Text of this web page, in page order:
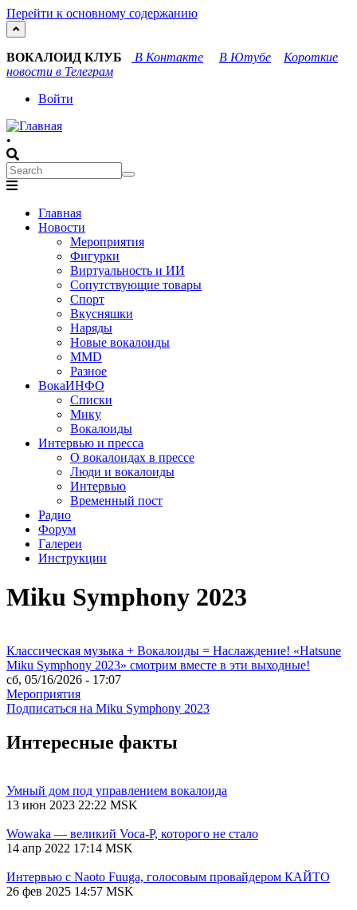
Перейти к основному содержанию
ВОКАЛОИД КЛУБ В Контакте В Ютубе
Короткие
новости в Телеграм
User
account
menu
Войти
•
Search
Search
navigation
Главная
Новости
Мероприятия
Фигурки
Виртуальность и ИИ
Сопутствующие товары
Спорт
Вкусняшки
Наряды
Новые вокалоиды
MMD
Разное
ВокаИНФО
Списки
Мику
Вокалоиды
Интервью и пресса
О вокалоидах в прессе
Люди и вокалоиды
Интервью
Временный пост
Радио
Форум
Галереи
Инструкции
Miku Symphony 2023
Классическая музыка + Вокалоиды = Наслаждение! «Hatsune
Miku Symphony 2023» смотрим вместе в эти выходные!
сб, 05/16/2026 - 17:07
Мероприятия
Подписаться на Miku Symphony 2023
Интересные факты
Умный дом под управлением вокалоида
13 июн 2023 22:22 MSK
Wowaka — великий Voca-P, которого не стало
14 апр 2022 17:14 MSK
Интервью с Naoto Fuuga, голосовым провайдером КАЙТО
26 фев 2025 14:57 MSK